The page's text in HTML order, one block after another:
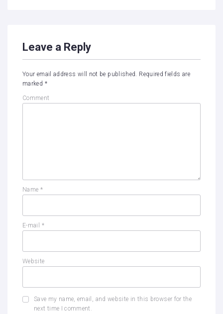
Leave a Reply
Your email address will not be published.
Required fields are
marked *
Comment
Name *
E-mail *
Website
Save my name, email, and website in this browser for the
next time I comment.